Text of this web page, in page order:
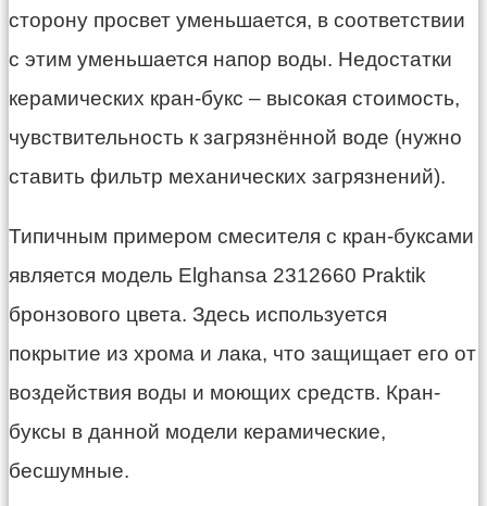
сторону просвет уменьшается, в соответствии
с этим уменьшается напор воды. Недостатки
керамических кран-букс – высокая стоимость,
чувствительность к загрязнённой воде (нужно
ставить фильтр механических загрязнений).
Типичным примером смесителя с кран-буксами
является модель Elghansa 2312660 Praktik
бронзового цвета. Здесь используется
покрытие из хрома и лака, что защищает его от
воздействия воды и моющих средств. Кран-
буксы в данной модели керамические,
бесшумные.